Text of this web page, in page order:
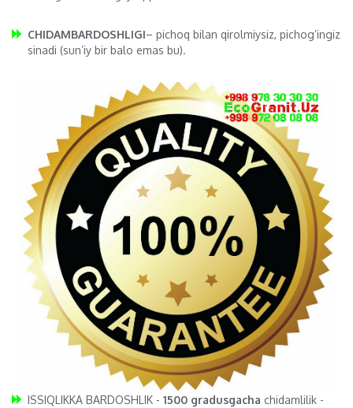
CHIDAMBARDOSHLIGI– pichoq bilan qirolmiysiz, pichog’ingiz
sinadi (sun’iy bir balo emas bu).
ISSIQLIKKA BARDOSHLIK - 1500 gradusgacha chidamlilik -